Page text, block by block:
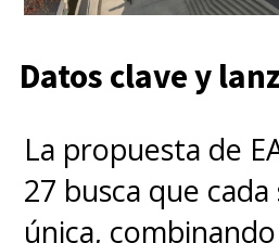
Datos clave y
La propuesta de
27 busca que cada
única,